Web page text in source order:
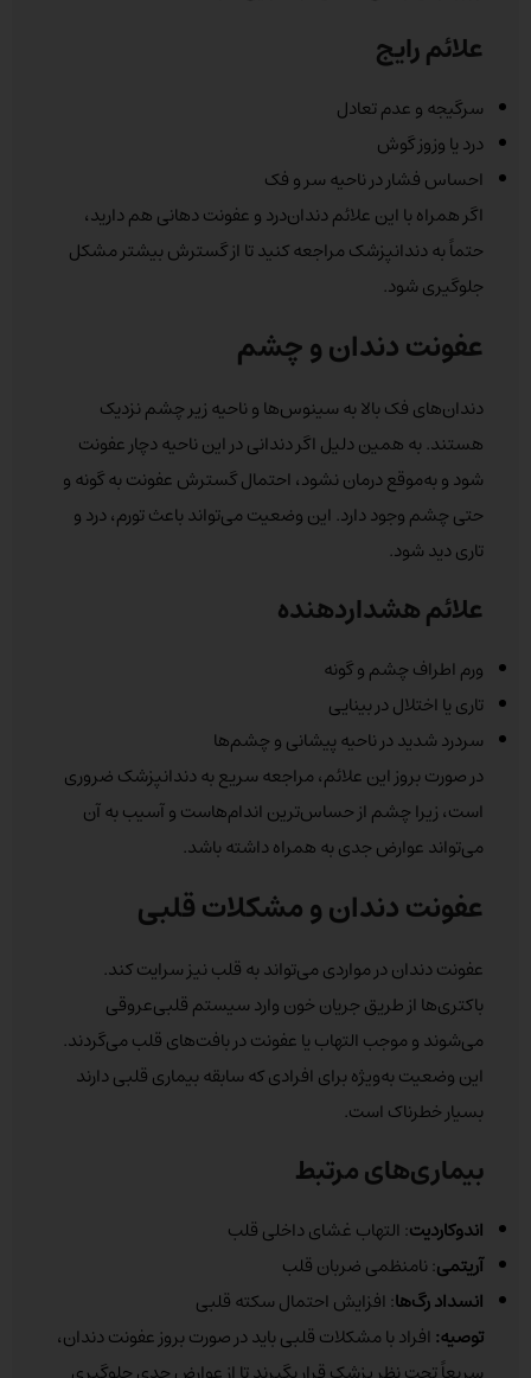
علائم رایج
سرگیجه و عدم تعادل
درد یا وزوز گوش
احساس فشار در ناحیه سر و فک
اگر همراه با این علائم دندان‌درد و عفونت دهانی هم دارید،
حتماً به دندانپزشک مراجعه کنید تا از گسترش بیشتر مشکل
جلوگیری شود.
عفونت دندان و چشم
دندان‌های فک بالا به سینوس‌ها و ناحیه زیر چشم نزدیک
هستند. به همین دلیل اگر دندانی در این ناحیه دچار عفونت
شود و به‌موقع درمان نشود، احتمال گسترش عفونت به گونه و
حتی چشم وجود دارد. این وضعیت می‌تواند باعث تورم، درد و
تاری دید شود.
علائم هشداردهنده
ورم اطراف چشم و گونه
تاری یا اختلال در بینایی
سردرد شدید در ناحیه پیشانی و چشم‌ها
در صورت بروز این علائم، مراجعه سریع به دندانپزشک ضروری
است، زیرا چشم از حساس‌ترین اندام‌هاست و آسیب به آن
می‌تواند عوارض جدی به همراه داشته باشد.
عفونت دندان و مشکلات قلبی
عفونت دندان در مواردی می‌تواند به قلب نیز سرایت کند.
باکتری‌ها از طریق جریان خون وارد سیستم قلبی‌عروقی
می‌شوند و موجب التهاب یا عفونت در بافت‌های قلب می‌گردند.
این وضعیت به‌ویژه برای افرادی که سابقه بیماری قلبی دارند
بسیار خطرناک است.
بیماری‌های مرتبط
اندوکاردیت: التهاب غشای داخلی قلب
آریتمی: نامنظمی ضربان قلب
انسداد رگ‌ها: افزایش احتمال سکته قلبی
توصیه: افراد با مشکلات قلبی باید در صورت بروز عفونت دندان،